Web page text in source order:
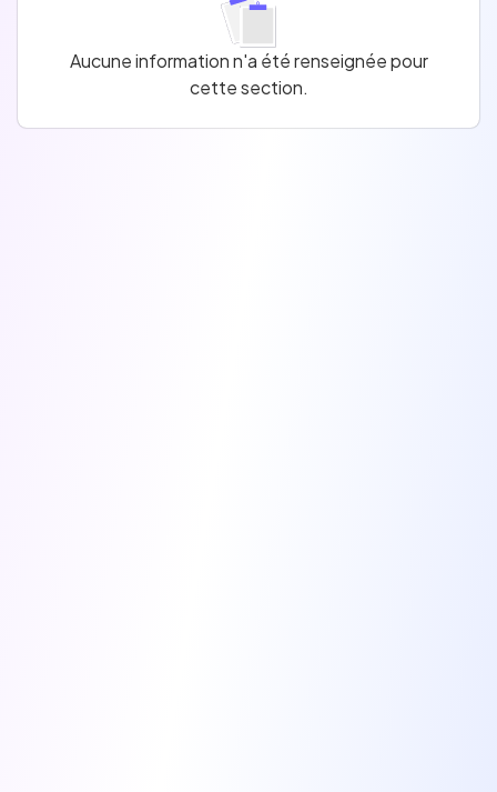
Aucune information n'a été renseignée pour
cette section.